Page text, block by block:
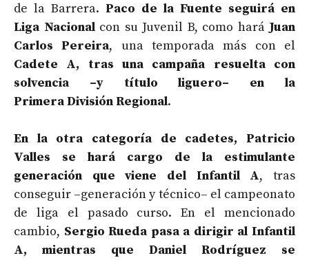
de la Barrera. Paco de la Fuente seguirá en
Liga Nacionalcon su Juvenil B, como hará Juan
Carlos Pereira, una temporada más con el
Cadete A, tras una campaña resuelta con
solvencia –y título liguero– en la
Primera División Regional.
En la otra categoría de cadetes, Patricio
Valles se hará cargo de la estimulante
generación que viene del Infantil A, tras
conseguir –generación y técnico– el campeonato
de liga el pasado curso. En el mencionado
cambio, Sergio Rueda pasa a dirigir al Infantil
A, mientras que Daniel Rodríguez se